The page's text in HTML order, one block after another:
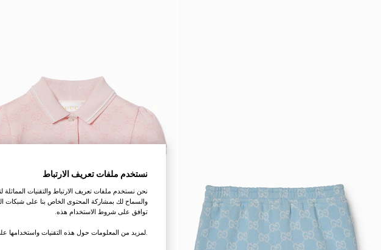
نستخدم ملفات تعريف الارتباط
نحن نستخدم ملفات تعريف الارتباط والتقنيات
والسماح لك بمشاركة المحتوى الخاص بنا على شبكات
توافق على شروط الاستخدام هذه.
.لمزيد من المعلومات حول هذه التقنيات واستخدامها